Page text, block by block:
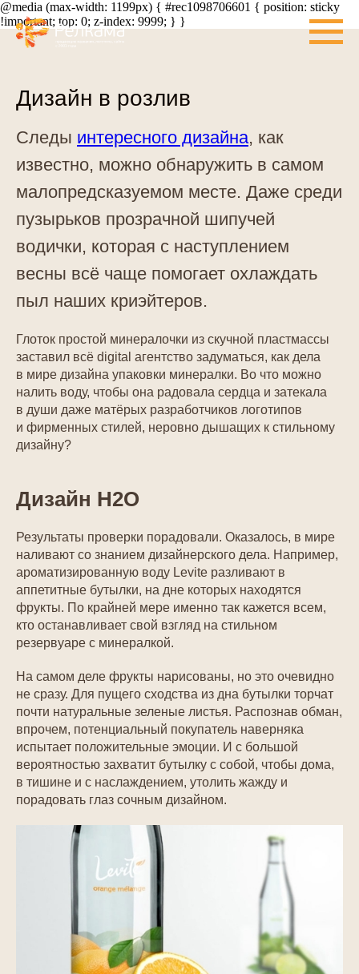
@media (max-width: 1199px) { #rec1098706601 { position: sticky
!important; top: 0; z-index: 9999; } }
Дизайн в розлив
Следы интересного дизайна, как
известно, можно обнаружить в самом
малопредсказуемом месте. Даже среди
пузырьков прозрачной шипучей
водички, которая с наступлением
весны всё чаще помогает охлаждать
пыл наших криэйтеров.
Глоток простой минералочки из скучной пластмассы
заставил всё digital агентство задуматься, как дела
в мире дизайна упаковки минералки. Во что можно
налить воду, чтобы она радовала сердца и затекала
в души даже матёрых разработчиков логотипов
и фирменных стилей, неровно дышащих к стильному
дизайну?
Дизайн H2O
Результаты проверки порадовали. Оказалось, в мире
наливают со знанием дизайнерского дела. Например,
ароматизированную воду Levite разливают в
аппетитные бутылки, на дне которых находятся
фрукты. По крайней мере именно так кажется всем,
кто останавливает свой взгляд на стильном
резервуаре с минералкой.
На самом деле фрукты нарисованы, но это очевидно
не сразу. Для пущего сходства из дна бутылки торчат
почти натуральные зеленые листья. Распознав обман,
впрочем, потенциальный покупатель наверняка
испытает положительные эмоции. И с большой
вероятностью захватит бутылку с собой, чтобы дома,
в тишине и с наслаждением, утолить жажду и
порадовать глаз сочным дизайном.